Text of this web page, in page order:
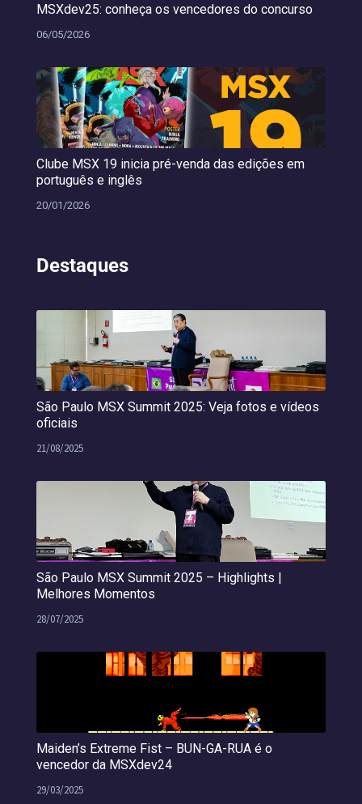
MSXdev25: conheça os vencedores do concurso
06/05/2026
Clube MSX 19 inicia pré-venda das edições em
português e inglês
20/01/2026
Destaques
São Paulo MSX Summit 2025: Veja fotos e vídeos
oficiais
21/08/2025
São Paulo MSX Summit 2025 – Highlights |
Melhores Momentos
28/07/2025
Maiden’s Extreme Fist – BUN-GA-RUA é o
vencedor da MSXdev24
29/03/2025